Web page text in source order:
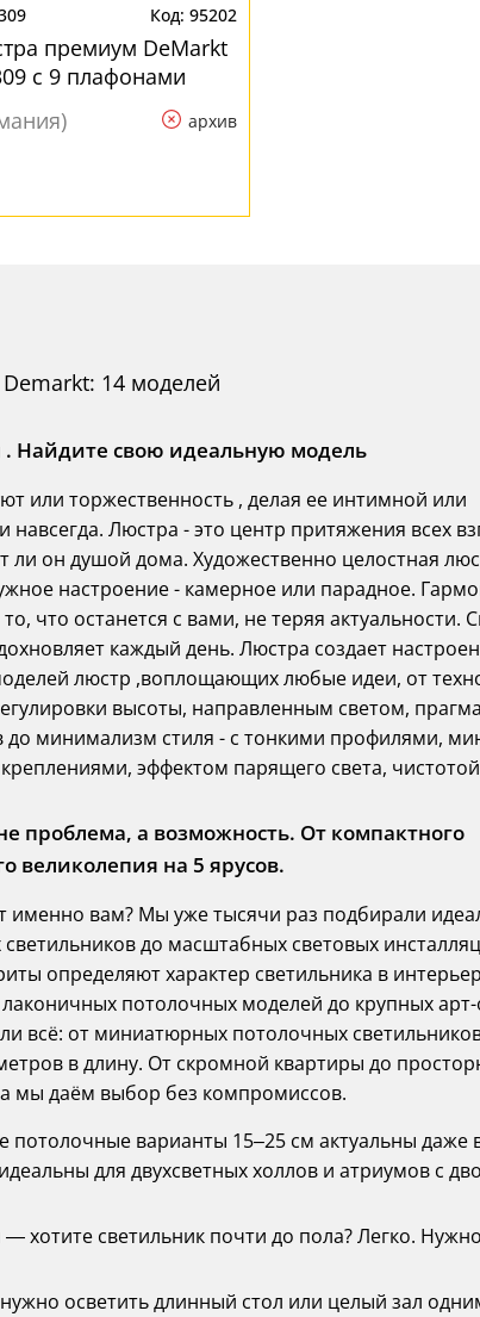
95202
премиум DeMarkt
с 9 плафонами
архив
14 моделей
Найдите свою идеальную модель
или торжественность , делая ее интимной или
навсегда. Люстра - это центр притяжения всех
ли он душой дома. Художественно целостная
настроение - камерное или парадное.
что останется с вами, не теряя актуальности.
каждый день. Люстра создает
люстр ,воплощающих любые идеи, от
высоты, направленным светом,
до минимализм стиля - с тонкими профилями,
эффектом парящего света,
проблема, а возможность. От компактного
великолепия на 5 ярусов.
именно вам? Мы уже тысячи раз подбирали
до масштабных световых
определяют характер светильника в
лаконичных потолочных моделей до крупных
всё: от миниатюрных потолочных
в длину. От скромной квартиры до
мы даём выбор без компромиссов.
потолочные варианты 15–25 см актуальны даже
для двухсветных холлов и атриумов с
— хотите светильник почти до пола? Легко.
осветить длинный стол или целый зал